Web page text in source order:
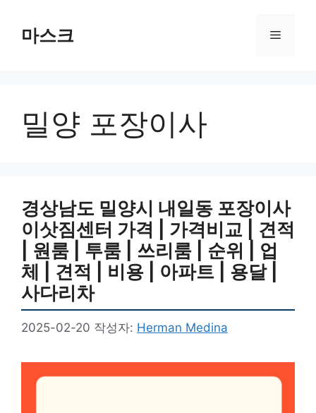
마스크 메
밀양 포장이사
경상남도 밀양시 내일동 포장이사
이삿짐센터 가격 | 가격비교 | 견적
| 원룸 | 투룸 | 쓰리룸 | 순위 | 업
체 | 견적 | 비용 | 아파트 | 용달 |
사다리차
2025-02-20 작성자: Herman Medina